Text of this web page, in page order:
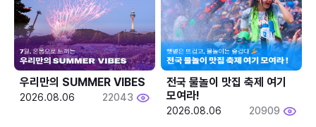
우리만의 SUMMER VIBES
2026.08.06 22043
전국 물놀이 맛집 축제 여기
모여라!
2026.08.06 20909